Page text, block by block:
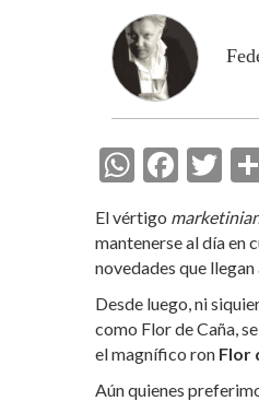
W
at
s
A
p
p
F
e
b
o
o
k
T
itt
er
El vértigo
mantenerse al día en
novedades que
Desde luego, ni
como Flor de Caña,
el magnífico ron Flor
Aún quienes